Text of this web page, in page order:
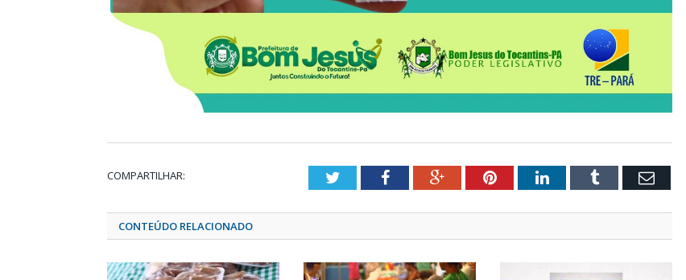
COMPARTILHAR: TwitterFacebookGoogle+PinterestLinkedInTumblr Email
CONTEÚDO RELACIONADO